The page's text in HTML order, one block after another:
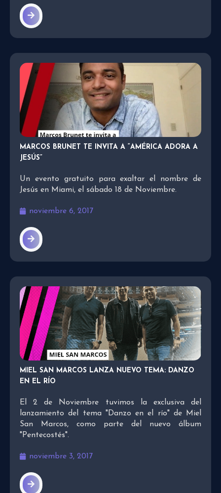
MARCOS BRUNET TE INVITA A “AMÉRICA ADORA A
JESÚS”
Un evento gratuito para exaltar el nombre de
Jesús en Miami, el sábado 18 de Noviembre.
noviembre 6, 2017
MIEL SAN MARCOS LANZA NUEVO TEMA: DANZO
EN EL RÍO
El 2 de Noviembre tuvimos la exclusiva del
lanzamiento del tema "Danzo en el río" de Miel
San Marcos, como parte del nuevo álbum
"Pentecostés".
noviembre 3, 2017